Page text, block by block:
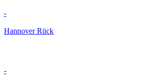
-
Hannover Rück
-